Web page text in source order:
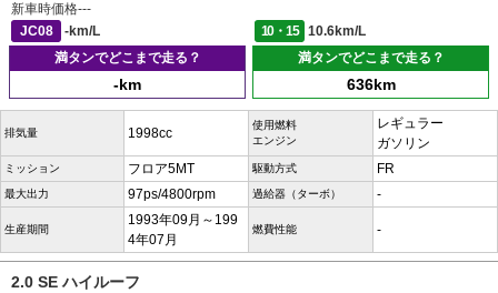
新車時価格---
JC08
-km/L 10・15
10.6km/L
満タンでどこまで走る？
-km
満タンでどこまで走る？
636km
排気量 1998cc
使用燃料
エンジン
レギュラー
ガソリン
ミッション フロア5MT 駆動方式 FR
最大出力 97ps/4800rpm 過給器（ターボ） -
生産期間
1993年09月～199
4年07月
燃費性能 -
2.0 SE ハイルーフ